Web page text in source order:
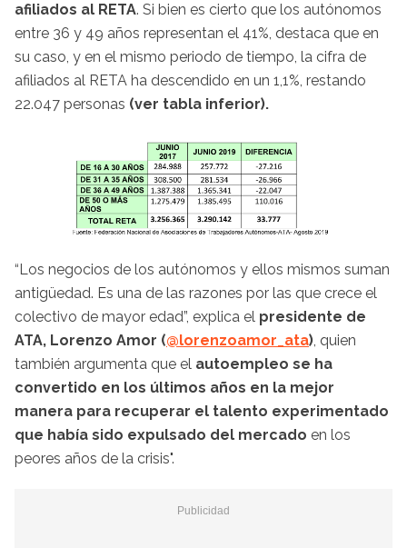
afiliados al RETA. Si bien es cierto que los autónomos
entre 36 y 49 años representan el 41%, destaca que en
su caso, y en el mismo periodo de tiempo, la cifra de
afiliados al RETA ha descendido en un 1,1%, restando
22.047 personas (ver tabla inferior).
“Los negocios de los autónomos y ellos mismos suman
antigüedad. Es una de las razones por las que crece el
colectivo de mayor edad”, explica el presidente de
ATA, Lorenzo Amor (@lorenzoamor_ata) , quien
también argumenta que el autoempleo se ha
convertido en los últimos años en la mejor
manera para recuperar el talento experimentado
que había sido expulsado del mercado en los
peores años de la crisis".